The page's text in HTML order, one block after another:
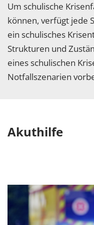
Um schulische
können, verfügt jede
ein schulisches
Strukturen und
eines schulischen
Notfallszenarien
Akuthilfe